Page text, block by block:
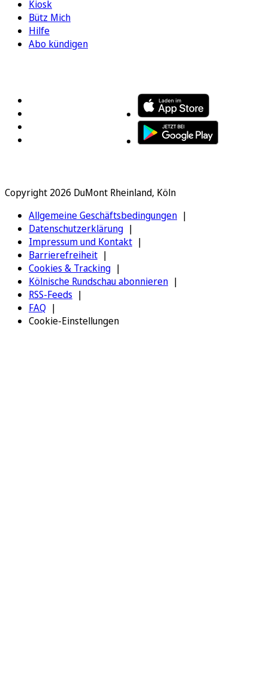
Kiosk
Bütz Mich
Hilfe
Abo kündigen
Copyright 2026 DuMont Rheinland, Köln
Allgemeine Geschäftsbedingungen
Datenschutzerklärung
Impressum und Kontakt
Barrierefreiheit
Cookies & Tracking
Kölnische Rundschau abonnieren
RSS-Feeds
FAQ
Cookie-Einstellungen